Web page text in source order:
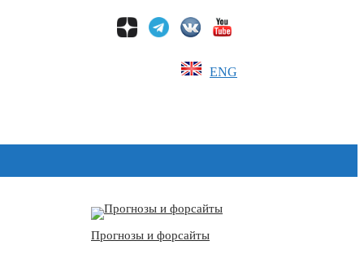
ENG
Прогнозы и форсайты